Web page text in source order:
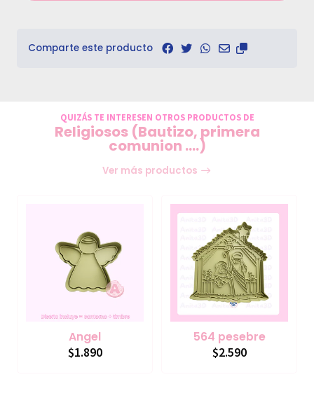
Comparte este producto
QUIZÁS TE INTERESEN OTROS PRODUCTOS DE
Religiosos (Bautizo, primera
comunion ....)
Ver más productos
Angel
$1.890
564 pesebre
$2.590